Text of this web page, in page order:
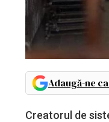
Adaugă-ne
Creatorul de